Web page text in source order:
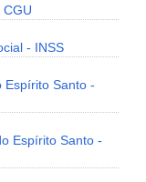
- INSS
Espírito Santo -
Espírito Santo -